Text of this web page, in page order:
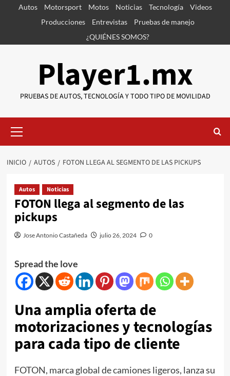
SaltarAutos Motorsport Motos Noticias Tecnología
Videos
Producciones
Entrevistas
Pruebas de manejo
¿QUIÉNES SOMOS?
Player1.mx
PRUEBAS DE AUTOS, TECNOLOGÍA Y TODO TIPO DE MOVILIDAD
primario
INICIO AUTOS FOTON LLEGA AL SEGMENTO DE LAS PICKUPS
Autos Noticias
FOTON llega al segmento de las
pickups
Jose Antonio Castañeda julio 26, 2024 0
Spread the love
Una amplia oferta de
motorizaciones y tecnologías
para cada tipo de cliente
FOTON, marca global de camiones ligeros, lanza su